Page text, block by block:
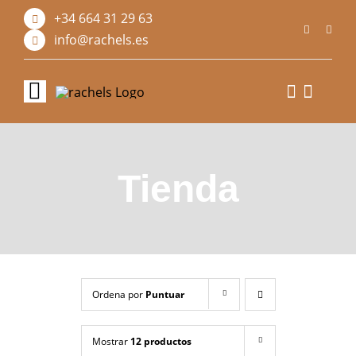
Saltar
contenido
+34 664 31 29 63
info@rachels.es
Toggle
Sobre nosotros
Diseño personalizado
Tienda
Ordena por Puntuar
Mostrar 12 productos